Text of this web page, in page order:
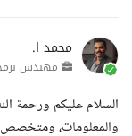
محمد ا.
مهندس
السلام عليكم ورحمة